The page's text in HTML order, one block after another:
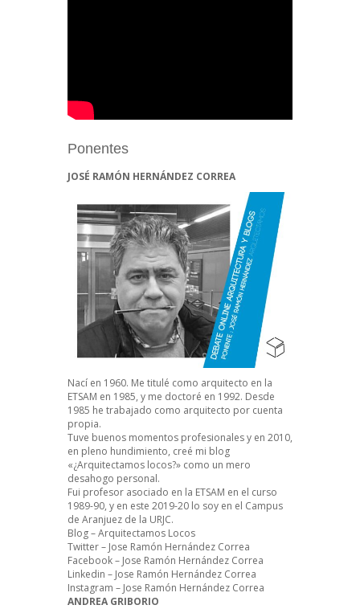
Ponentes
JOSÉ RAMÓN HERNÁNDEZ CORREA
Nací en 1960. Me titulé como arquitecto en la
ETSAM en 1985, y me doctoré en 1992. Desde
1985 he trabajado como arquitecto por cuenta
propia.
Tuve buenos momentos profesionales y en 2010,
en pleno hundimiento, creé mi blog
«¿Arquitectamos locos?» como un mero
desahogo personal.
Fui profesor asociado en la ETSAM en el curso
1989-90, y en este 2019-20 lo soy en el Campus
de Aranjuez de la URJC.
Blog – Arquitectamos Locos
Twitter – Jose Ramón Hernández Correa
Facebook – Jose Ramón Hernández Correa
Linkedin – Jose Ramón Hernández Correa
Instagram – Jose Ramón Hernández Correa
ANDREA GRIBORIO